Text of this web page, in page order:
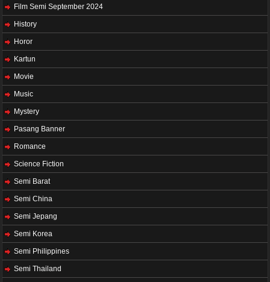
Film Semi September 2024
History
Horor
Kartun
Movie
Music
Mystery
Pasang Banner
Romance
Science Fiction
Semi Barat
Semi China
Semi Jepang
Semi Korea
Semi Philippines
Semi Thailand